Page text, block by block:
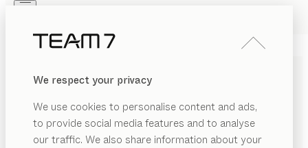
We respect your privacy
We use cookies to personalise content and ads,
to provide social media features and to analyse
our traffic. We also share information about your
PRODUKTE
INSPIRATION
HÄNDLER
cubus pureSIDEBOARDS
von Sebastian Desch